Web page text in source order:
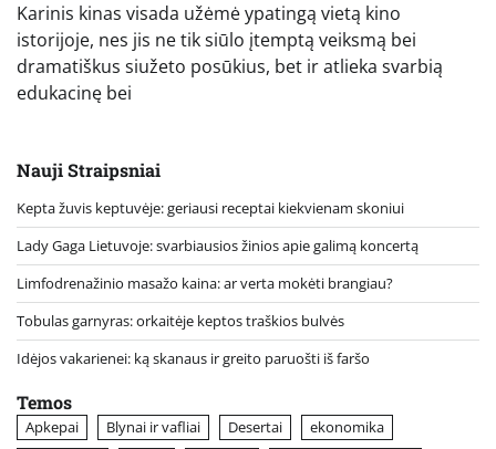
Karinis kinas visada užėmė ypatingą vietą kino
istorijoje, nes jis ne tik siūlo įtemptą veiksmą bei
dramatiškus siužeto posūkius, bet ir atlieka svarbią
edukacinę bei
Nauji Straipsniai
Kepta žuvis keptuvėje: geriausi receptai kiekvienam skoniui
Lady Gaga Lietuvoje: svarbiausios žinios apie galimą koncertą
Limfodrenažinio masažo kaina: ar verta mokėti brangiau?
Tobulas garnyras: orkaitėje keptos traškios bulvės
Idėjos vakarienei: ką skanaus ir greito paruošti iš faršo
Temos
Apkepai Blynai ir vafliai Desertai
ekonomika